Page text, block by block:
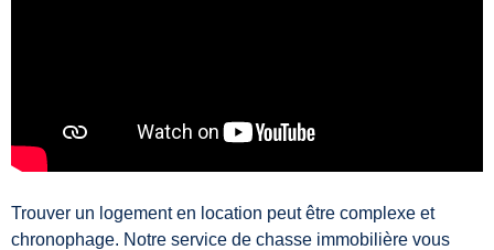
Trouver un logement en location peut être complexe et
chronophage. Notre service de chasse immobilière vous